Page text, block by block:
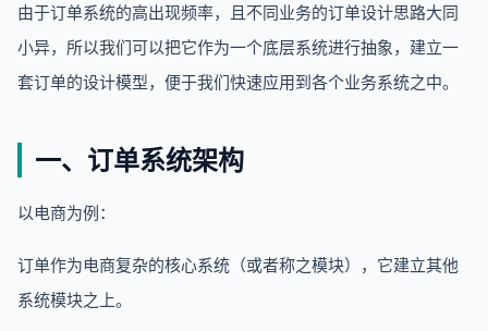
由于订单系统的高出现频率，且不同业务的订单设计思路大同
小异，所以我们可以把它作为一个底层系统进行抽象，建立一
套订单的设计模型，便于我们快速应用到各个业务系统之中。
一、订单系统架构
以电商为例：
订单作为电商复杂的核心系统（或者称之模块），它建立其他
系统模块之上。